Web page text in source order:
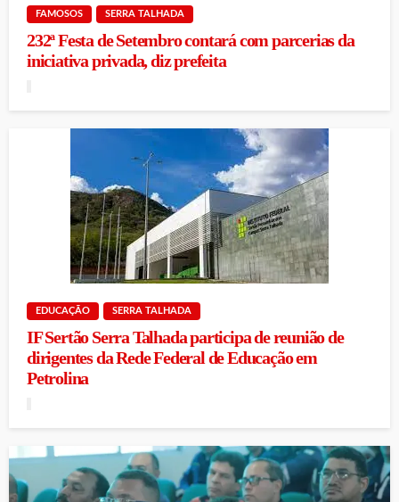
FAMOSOS SERRA TALHADA
232ª Festa de Setembro contará com parcerias da
iniciativa privada, diz prefeita
EDUCAÇÃO SERRA TALHADA
IF Sertão Serra Talhada participa de reunião de
dirigentes da Rede Federal de Educação em
Petrolina